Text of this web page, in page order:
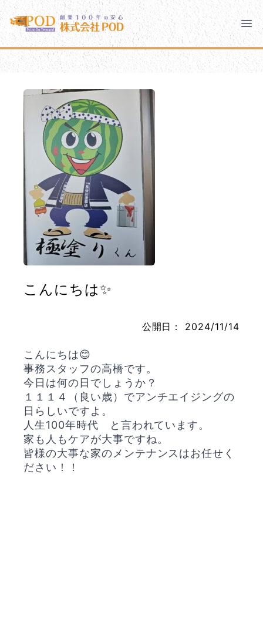
メインコンテンツにスキップ
株式会社ペイント・オン・デマンド
千葉の外壁塗装・屋根塗装なら創業100年の安心 ペイン
株式会社ペイント・オン・デマンド
モバイルメニュー
PODのまちづくり 安心の取り組み
ご相談と流れ よくあるご質問
PODについて
こんにちは✨
公開日： 2024/11/14
こんにちは😊
事務スタッフの高橋です。
今日は何の日でしょうか？
１１１４（良い歳）でアンチエイジングの
日らしいですよ。
人生100年時代 と言われています。
家も人もケアが大事ですね。
皆様の大事な家のメンテナンスはお任せく
ださい！！